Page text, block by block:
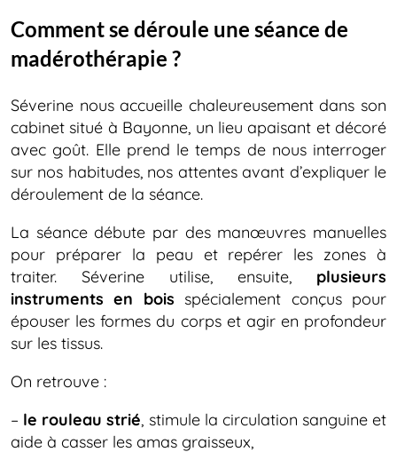
Comment se déroule une séance de
madérothérapie ?
Séverine nous accueille chaleureusement dans son
cabinet situé à Bayonne, un lieu apaisant et décoré
avec goût. Elle prend le temps de nous interroger
sur nos habitudes, nos attentes avant d’expliquer le
déroulement de la séance.
La séance débute par des manœuvres manuelles
pour préparer la peau et repérer les zones à
traiter. Séverine utilise, ensuite, plusieurs
instruments en boisspécialement conçus pour
épouser les formes du corps et agir en profondeur
sur les tissus.
On retrouve :
– le rouleau strié, stimule la circulation sanguine et
aide à casser les amas graisseux,